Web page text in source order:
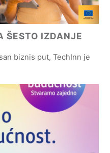
ŠESTO IZDANJE
biznis put, TechInn je